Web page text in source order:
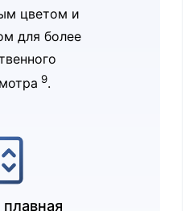
мультитач
Поддержка
Dolby Vision
IQ™
защитное
Варианты
цветом и
для более
9.